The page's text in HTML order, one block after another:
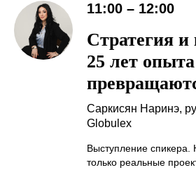
11:00 – 12:00
Стратегия
25 лет опыта
Саркисян Наринэ,
Globulex
Выступление
только реальные